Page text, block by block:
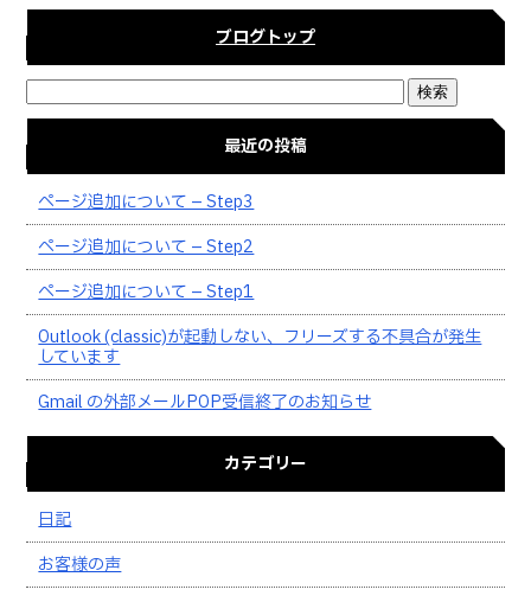
ブログトップ
最近の投稿
ページ追加について – Step3
ページ追加について – Step2
ページ追加について – Step1
Outlook (classic)が起動しない、フリーズする不具合が発生
しています
Gmail の外部メールPOP受信終了のお知らせ
カテゴリー
日記
お客様の声